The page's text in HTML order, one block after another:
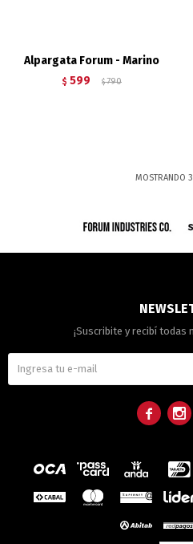
Alpargata Forum - Marino
$ 599 $ 790
MOSTRANDO
¡Suscribite y recibí todas
 